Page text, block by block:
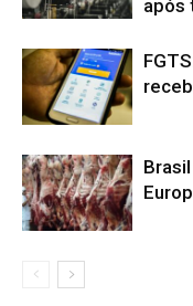
após